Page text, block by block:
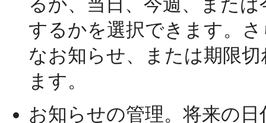
するかを選択できます。
なお知らせ、または期限
ます。
お知らせの管理。将来の